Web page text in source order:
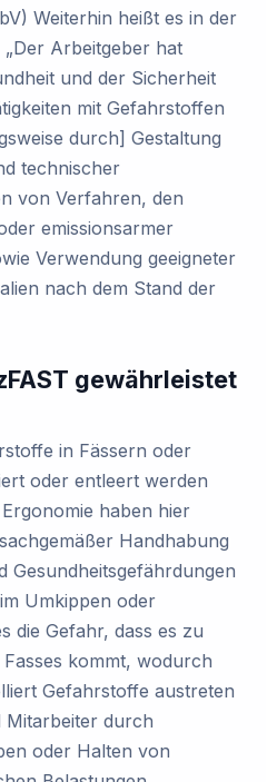
Weiterhin heißt es in der
Arbeitgeber hat
und der Sicherheit
mit Gefahrstoffen
durch] Gestaltung
technischer
von Verfahren, den
emissionsarmer
Verwendung geeigneter
nach dem Stand der
gewährleistet
in Fässern oder
oder entleert werden
haben hier
Handhabung
Gesundheitsgefährdungen
Umkippen oder
die Gefahr, dass es zu
kommt, wodurch
Gefahrstoffe austreten
Mitarbeiter durch
oder Halten von